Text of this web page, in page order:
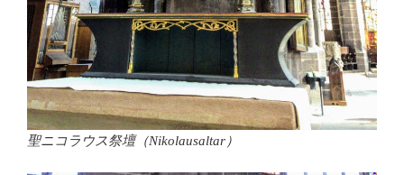
聖ニコラウス祭壇（Nikolausaltar）